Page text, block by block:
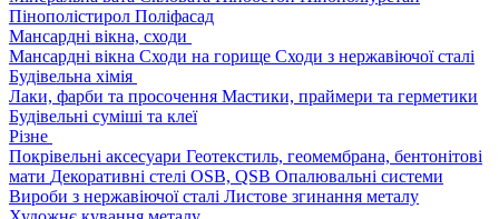
Пінополістирол Поліфасад
Мансардні вікна, сходи
Мансардні вікна Сходи на горище Сходи з нержавіючої сталі
Будівельна хімія
Лаки, фарби та просочення Мастики, праймери та герметики
Будівельні суміші та клеї
Різне
Покрівельні аксесуари Геотекстиль, геомембрана, бентонітові
мати Декоративні стелі OSB, QSB Опалювальні системи
Вироби з нержавіючої сталі Листове згинання металу